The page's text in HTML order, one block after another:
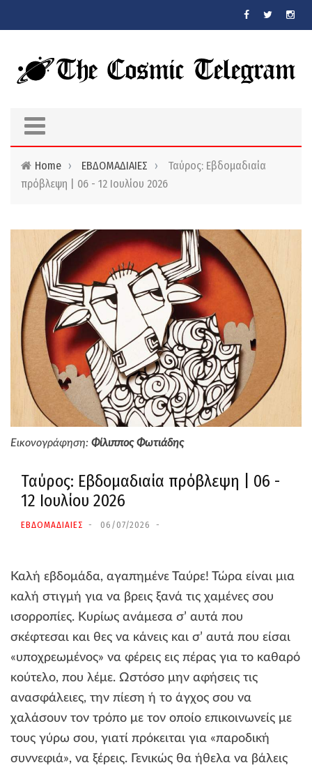
Home › ΕΒΔΟΜΑΔΙΑΙΕΣ ›
Ταύρος: Εβδομαδιαία
πρόβλεψη | 06 - 12 Ιουλίου 2026
Εικονογράφηση: Φίλιππος Φωτιάδης
Ταύρος: Εβδομαδιαία πρόβλεψη | 06 -
12 Ιουλίου 2026
ΕΒΔΟΜΑΔΙΑΙΕΣ 06/07/2026
Καλή εβδομάδα, αγαπημένε Ταύρε! Τώρα είναι μια
καλή στιγμή για να βρεις ξανά τις χαμένες σου
ισορροπίες. Κυρίως ανάμεσα σ’ αυτά που
σκέφτεσαι και θες να κάνεις και σ’ αυτά που είσαι
«υποχρεωμένος» να φέρεις εις πέρας για το καθαρό
κούτελο, που λέμε. Ωστόσο μην αφήσεις τις
ανασφάλειες, την πίεση ή το άγχος σου να
χαλάσουν τον τρόπο με τον οποίο επικοινωνείς με
τους γύρω σου, γιατί πρόκειται για «παροδική
συννεφιά», να ξέρεις. Γενικώς θα ήθελα να βάλεις